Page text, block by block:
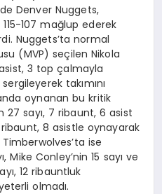
Denver Nuggets,
107 mağlup ederek
Nuggets’ta normal
(MVP) seçilen Nikola
3 top çalmayla
takımını
oynanan bu kritik
sayı, 7 ribaunt, 6 asist
8 asistle oynayarak
ise
Mike Conley’nin 15 sayı ve
12 ribauntluk
olmadı.